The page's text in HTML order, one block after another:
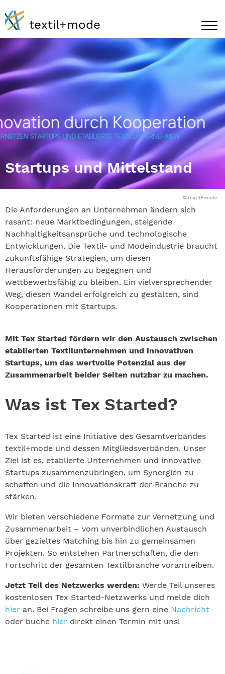
textil+mode
© textil+mode
Startups und Mittelstand
Die Anforderungen an Unternehmen ändern sich
rasant: neue Marktbedingungen, steigende
Nachhaltigkeitsansprüche und technologische
Entwicklungen. Die Textil- und Modeindustrie braucht
zukunftsfähige Strategien , um diesen
Herausforderungen zu begegnen und
wettbewerbsfähig zu bleiben. Ein vielversprechender
Weg, diesen Wandel erfolgreich zu gestalten, sind
Kooperationen mit Startups.
Mit Tex Started fördern wir den Austausch zwischen
etablierten Textilunternehmen und innovativen
Startups, um das wertvolle Potenzial aus der
Zusammenarbeit beider Seiten nutzbar zu machen.
Was ist Tex Started?
Tex Started ist eine Initiative des Gesamtverbandes
textil+mode und dessen Mitgliedsverbänden. Unser
Ziel ist es, etablierte Unternehmen und innovative
Startups zusammenzubringen, um Synergien zu
schaffen und die Innovationskraft der Branche zu
stärken.
Wir bieten verschiedene Formate zur Vernetzung und
Zusammenarbeit – vom unverbindlichen Austausch
über gezieltes Matching bis hin zu gemeinsamen
Projekten. So entstehen Partnerschaften, die den
Fortschritt der gesamten Textilbranche vorantreiben.
Jetzt Teil des Netzwerks werden: Werde Teil unseres
kostenlosen Tex Started-Netzwerks und melde dich
hier an. Bei Fragen schreibe uns gern eine Nachricht
oder buche hier direkt einen Termin mit uns!